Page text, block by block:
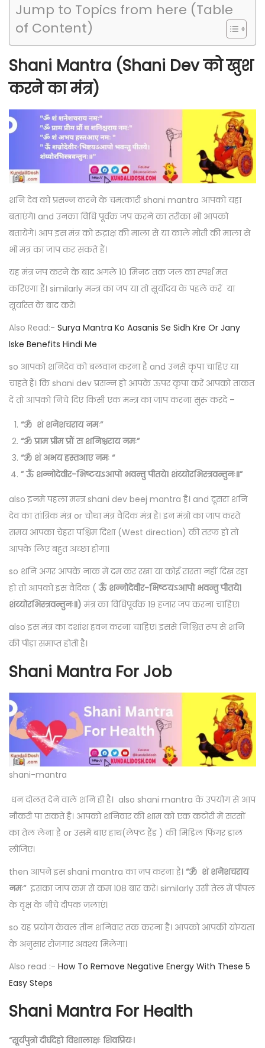
Jump to Topics from here (Table
of Content)
Shani Mantra (Shani Dev को खुश
करने का मंत्र)
शनि देव को प्रसन्न करने के चमत्कारी shani mantra आपको यहा
बताएंगे। and उनका विधि पूर्वक जप करने का तरीका भी आपको
बतायेगे। आप इस मंत्र को रुद्राक्ष की माला से या काले मोती की माला से
भी मंत्र का जाप कर सकते हैं।
यह मंत्र जप करने के बाद अगले 10 मिनट तक जल का स्पर्श मत
करिएगा हैं। similarly मन्त्र का जप या तो सूर्योदय के पहले करें या
सूर्यास्त के बाद करें।
Also Read:- Surya Mantra Ko Aasanis Se Sidh Kre Or Jany
Iske Benefits Hindi Me
so आपको शनिदेव को बलवान करना है and उनसे कृपा चाहिए या
चाहते हैं। कि shani dev प्रसन्न हो आपके ऊपर कृपा करें आपको ताकत
दें तो आपको निचे दिए किसी एक मन्त्र का जाप करना सुरु करदे –
“ॐ शं शनेशचराय नमः”
“ॐ प्राम प्रीम प्रौं स शनिश्चराय नमः”
“ॐ शं अभय हस्तआए नमः “
” ऊँ शन्नोदेवीर-भिष्टयऽआपो भवन्तु पीतये। शंय्योरभिस्त्रवन्तुनः॥”
also इनमे पहला मन्त्र shani dev beej mantra है। and दूसरा शनि
देव का तांत्रिक मंत्र or चौथा मंत्र वैदिक मंत्र है। इन मंत्रो का जाप करते
समय आपका चेहरा पश्चिम दिशा (West direction) की तरफ हो तो
आपके लिए बहुत अच्छा होगा।
so शनि अगर आपके नाक में दम कर रखा या कोई रास्ता नहीं दिख रहा
हो तो आपको इस वैदिक ( ऊँ शन्नोदेवीर-भिष्टयऽआपो भवन्तु पीतये।
शंय्योरभिस्त्रवन्तुनः॥)मंत्र का विधिपूर्वक 19 हजार जप करना चाहिए।
also इस मंत्र का दशांश हवन करना चाहिए। इससे निश्चित रूप से शनि
की पीड़ा समाप्त होती है।
Shani Mantra For Job
shani-mantra
धन दोलत देने वाले शनि ही है। also shani mantra के उपयोग से आप
नौकरी पा सकते है। आपको शनिवार की शाम को एक कटोरी में सरसों
का तेल लेना है or उसमें बाए हाथ(लेफ्ट हैंड ) की मिडिल फिंगर डाल
लीजिए।
then आपने इस shani mantra का जप करना है। “ॐ शं शनेशचराय
नमः”इसका जाप कम से कम 108 बार करे। similarly उसी तेल में पीपल
के वृक्ष के नीचे दीपक जलाएं।
so यह प्रयोग केवल तीन शनिवार तक करना है। आपको आपकी योग्यता
के अनुसार रोजगार अवश्य मिलेगा।
Also read :- How To Remove Negative Energy With These 5
Easy Steps
Shani Mantra For Health
“सूर्यपुत्रो दीर्घदेहो विशालाक्षः शिवप्रियः।